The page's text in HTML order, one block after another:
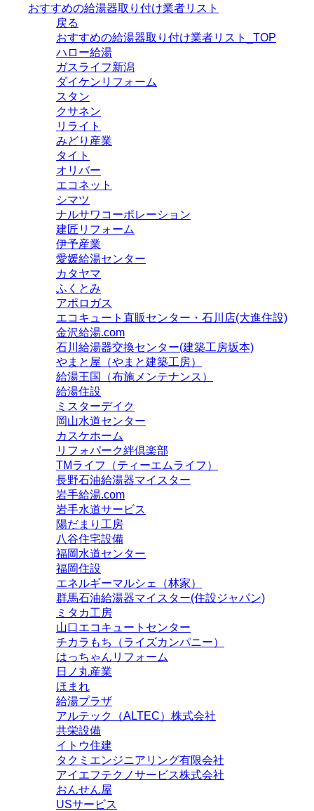
おすすめの給湯器取り付け業者リスト
戻る
おすすめの給湯器取り付け業者リスト_TOP
ハロー給湯
ガスライフ新潟
ダイケンリフォーム
スタン
クサネン
リライト
みどり産業
タイト
オリバー
エコネット
シマツ
ナルサワコーポレーション
建匠リフォーム
伊予産業
愛媛給湯センター
カタヤマ
ふくとみ
アポロガス
エコキュート直販センター・石川店(大進住設)
金沢給湯.com
石川給湯器交換センター(建築工房坂本)
やまと屋（やまと建築工房）
給湯王国（布施メンテナンス）
給湯住設
ミスターデイク
岡山水道センター
カスケホーム
リフォパーク絆倶楽部
TMライフ（ティーエムライフ）
長野石油給湯器マイスター
岩手給湯.com
岩手水道サービス
陽だまり工房
八谷住宅設備
福岡水道センター
福岡住設
エネルギーマルシェ（林家）
群馬石油給湯器マイスター(住設ジャパン)
ミタカ工房
山口エコキュートセンター
チカラもち（ライズカンパニー）
はっちゃんリフォーム
日ノ丸産業
ほまれ
給湯プラザ
アルテック（ALTEC）株式会社
共栄設備
イトウ住建
タクミエンジニアリング有限会社
アイエフテクノサービス株式会社
おんせん屋
USサービス